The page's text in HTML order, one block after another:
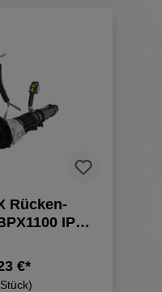
Rücken-
IPX5
€*